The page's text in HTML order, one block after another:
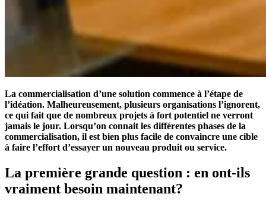
La commercialisation d’une solution commence à l’étape de
l’idéation. Malheureusement, plusieurs organisations l’ignorent,
ce qui fait que de nombreux projets à fort potentiel ne verront
jamais le jour. Lorsqu’on connait les différentes phases de la
commercialisation, il est bien plus facile de convaincre une cible
à faire l’effort d’essayer un nouveau produit ou service.
La première grande question : en ont-ils
vraiment besoin maintenant?